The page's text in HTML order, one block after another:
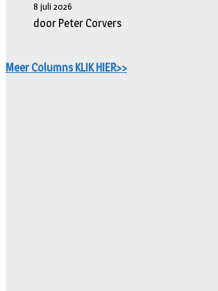
8 juli 2026
door Peter Corvers
Meer Columns KLIK HIER>>